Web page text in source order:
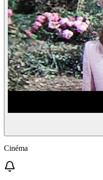
Cinéma